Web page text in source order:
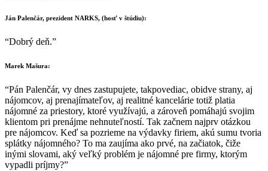
Ján Palenčár, prezident NARKS, (hosť v štúdiu):
“Dobrý deň.”
Marek Mašura:
“Pán Palenčár, vy dnes zastupujete, takpovediac, obidve strany, aj
nájomcov, aj prenajímateľov, aj realitné kancelárie totiž platia
nájomné za priestory, ktoré využívajú, a zároveň pomáhajú svojim
klientom pri prenájme nehnuteľností. Tak začnem najprv otázkou
pre nájomcov. Keď sa pozrieme na výdavky firiem, akú sumu tvoria
splátky nájomného? To ma zaujíma ako prvé, na začiatok, čiže
inými slovami, aký veľký problém je nájomné pre firmy, ktorým
vypadli príjmy?”